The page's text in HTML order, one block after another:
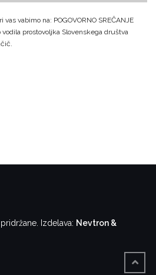
vabimo na: POGOVORNO SREČANJE
vodila prostovoljka Slovenskega društva
Izdelava: Nevtron &